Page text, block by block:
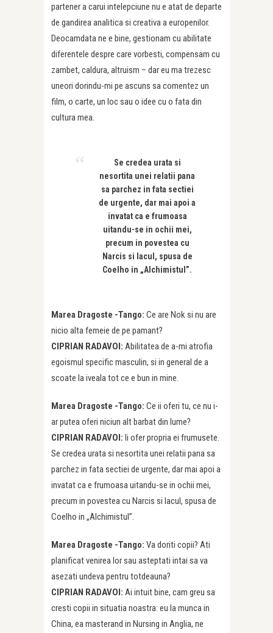
partener a carui intelepciune nu e atat de departe
de gandirea analitica si creativa a europenilor.
Deocamdata ne e bine, gestionam cu abilitate
diferentele despre care vorbesti, compensam cu
zambet, caldura, altruism – dar eu ma trezesc
uneori dorindu-mi pe ascuns sa comentez un
film, o carte, un loc sau o idee cu o fata din
cultura mea.
Se credea urata si
nesortita unei relatii pana
sa parchez in fata sectiei
de urgente, dar mai apoi a
invatat ca e frumoasa
uitandu-se in ochii mei,
precum in povestea cu
Narcis si lacul, spusa de
Coelho in „Alchimistul”.
Marea Dragoste -Tango: Ce are Nok si nu are
nicio alta femeie de pe pamant?
CIPRIAN RADAVOI: Abilitatea de a-mi atrofia
egoismul specific masculin, si in general de a
scoate la iveala tot ce e bun in mine.
Marea Dragoste -Tango: Ce ii oferi tu, ce nu i-
ar putea oferi niciun alt barbat din lume?
CIPRIAN RADAVOI: Ii ofer propria ei frumusete.
Se credea urata si nesortita unei relatii pana sa
parchez in fata sectiei de urgente, dar mai apoi a
invatat ca e frumoasa uitandu-se in ochii mei,
precum in povestea cu Narcis si lacul, spusa de
Coelho in „Alchimistul”.
Marea Dragoste -Tango: Va doriti copii? Ati
planificat venirea lor sau asteptati intai sa va
asezati undeva pentru totdeauna?
CIPRIAN RADAVOI: Ai intuit bine, cam greu sa
cresti copii in situatia noastra: eu la munca in
China, ea masterand in Nursing in Anglia, ne